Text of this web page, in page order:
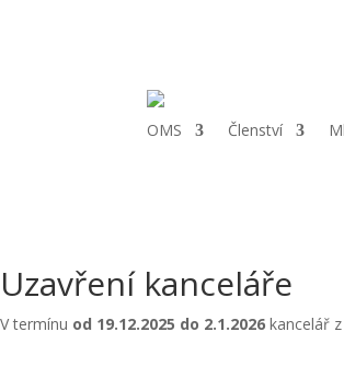
OMS Členství
Uzavření kanceláře
V termínu od 19.12.2025 do 2.1.2026 kancelář